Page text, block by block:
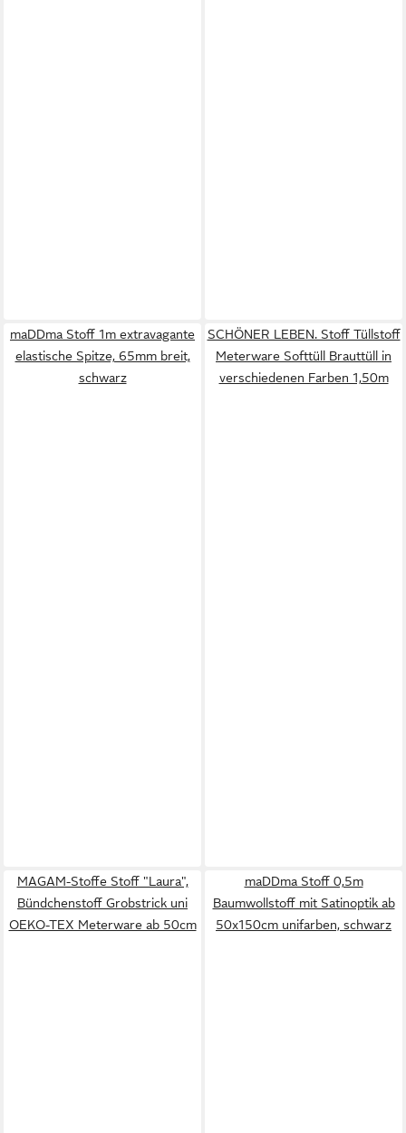
maDDma Stoff 1m extravagante
elastische Spitze, 65mm breit,
schwarz
SCHÖNER LEBEN. Stoff Tüllstoff
Meterware Softtüll Brauttüll in
verschiedenen Farben 1,50m
MAGAM-Stoffe Stoff "Laura",
Bündchenstoff Grobstrick uni
OEKO-TEX Meterware ab 50cm
maDDma Stoff 0,5m
Baumwollstoff mit Satinoptik ab
50x150cm unifarben, schwarz